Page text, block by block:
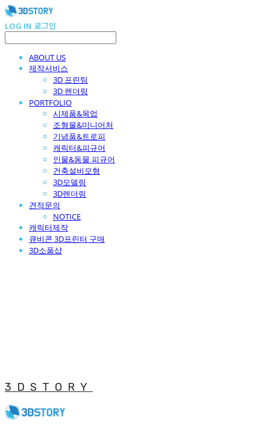
LOG IN 로그인
ABOUT US
제작서비스
3D 프린팅
3D 렌더링
PORTFOLIO
시제품&목업
조형물&미니어처
기념품&트로피
캐릭터&피규어
인물&동물 피규어
건축설비모형
3D모델링
3D렌더링
견적문의
NOTICE
캐릭터제작
큐비콘 3D프린터 구매
3D소품샵
3DSTORY